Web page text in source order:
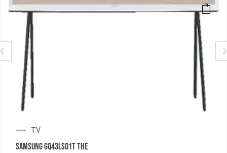
TV
SAMSUNG GQ43LS01T THE